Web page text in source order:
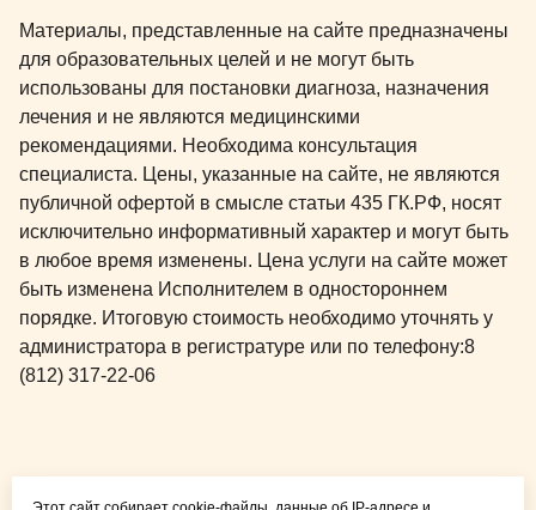
Материалы, представленные на сайте предназначены
для образовательных целей и не могут быть
использованы для постановки диагноза, назначения
лечения и не являются медицинскими
рекомендациями. Необходима консультация
специалиста. Цены, указанные на сайте, не являются
публичной офертой в смысле статьи 435 ГК.РФ, носят
исключительно информативный характер и могут быть
в любое время изменены. Цена услуги на сайте может
быть изменена Исполнителем в одностороннем
порядке. Итоговую стоимость необходимо уточнять у
администратора в регистратуре или по телефону:8
(812) 317-22-06